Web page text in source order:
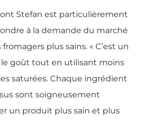
Stefan est particulièrement
à la demande du marché
plus sains. « C’est un
goût tout en utilisant moins
saturées. Chaque ingrédient
sont soigneusement
un produit plus sain et plus